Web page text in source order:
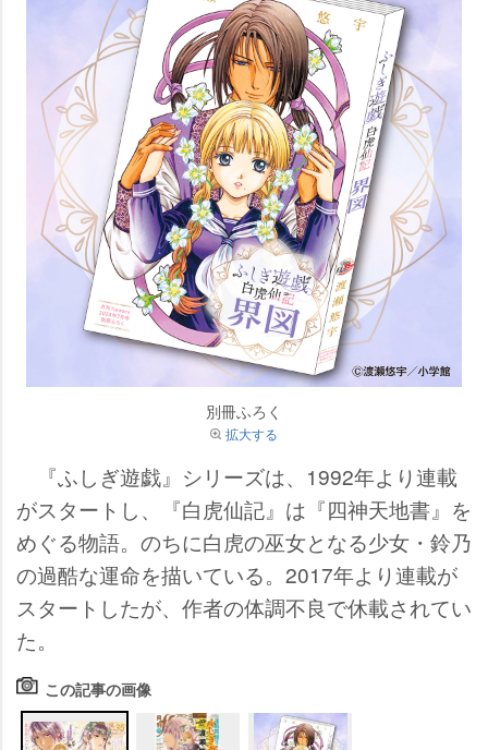
別冊ふろく
拡大する
『ふしぎ遊戯』シリーズは、1992年より連載
がスタートし、『白虎仙記』は『四神天地書』を
めぐる物語。のちに白虎の巫女となる少女・鈴乃
の過酷な運命を描いている。2017年より連載が
スタートしたが、作者の体調不良で休載されてい
た。
この記事の画像